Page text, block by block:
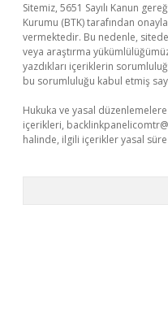
Sitemiz, 5651 Sayılı Kanun
Kurumu (BTK) tarafından
vermektedir. Bu nedenle,
veya araştırma
yazdıkları içeriklerin
bu sorumluluğu kabul etmiş
Hukuka ve yasal
içerikleri,
halinde, ilgili içerikler yasal